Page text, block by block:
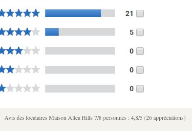
Avis des locataires Maison Altea Hills 7/8 personnes : 4,8/5 (26 appréciations)